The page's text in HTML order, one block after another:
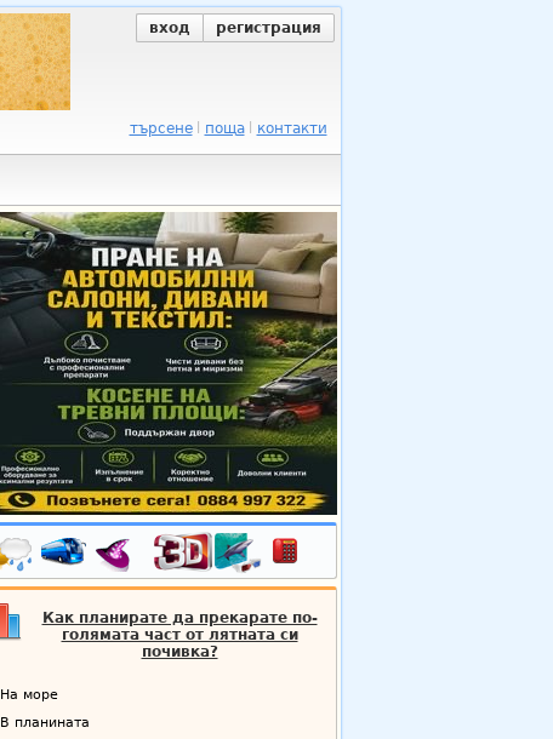
вход регистрация
търсене поща контакти
Как планирате да прекарате по-
голямата част от лятната си
почивка?
На море
В планината